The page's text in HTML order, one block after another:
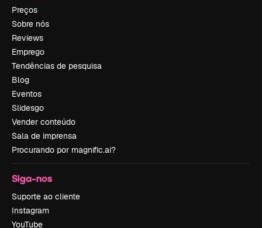
Preços
Sobre nós
Reviews
Emprego
Tendências de pesquisa
Blog
Eventos
Slidesgo
Vender conteúdo
Sala de imprensa
Procurando por magnific.ai?
Siga-nos
Suporte ao cliente
Instagram
YouTube